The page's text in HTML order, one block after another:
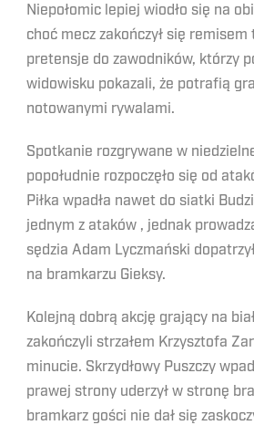
Niepołomic lepiej wiodło się na
choć mecz zakończył się
pretensje do zawodników, którzy
widowisku pokazali, że potrafią
notowanymi rywalami.
Spotkanie rozgrywane w
popołudnie rozpoczęło się od
Piłka wpadła nawet do siatki
jednym z ataków , jednak
sędzia Adam Lyczmański
na bramkarzu Gieksy.
Kolejną dobrą akcję grający na
zakończyli strzałem Krzysztofa
minucie. Skrzydłowy Puszczy
prawej strony uderzył w stronę
bramkarz gości nie dał się